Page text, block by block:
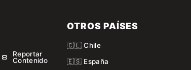
Reportar
Contenido
OTROS PAÍSES
🇨🇱 Chile
🇪🇸 España